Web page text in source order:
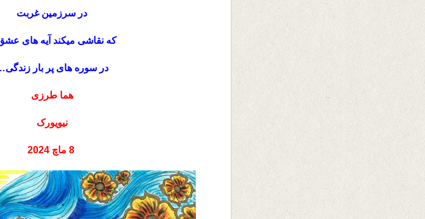
در سرزمین غربت
که نقاشی میکند آیه های عشق
در سوره های پر بار
هما طرزی
نیویورک
8 ماچ 2024